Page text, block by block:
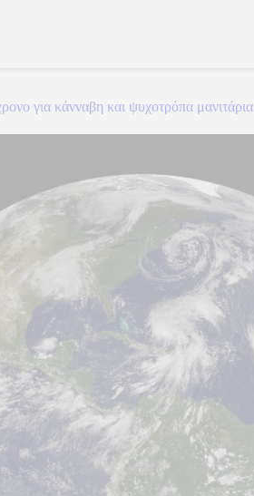
για κάνναβη και ψυχοτρόπα μανιτάρια